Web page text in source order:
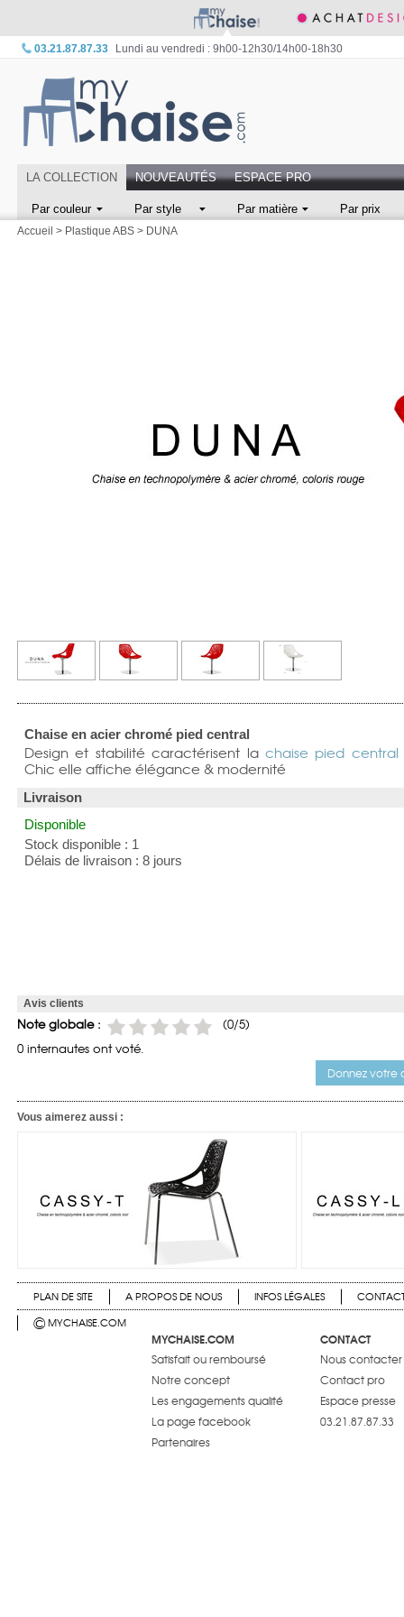
03.21.87.87.33 Lundi au vendredi : 9h00-12h30/14h00-18h30
LA COLLECTION NOUVEAUTÉS ESPACE PRO
Par couleur Par style Par matière Par prix
Accueil > Plastique ABS > DUNA
Chaise en acier chromé pied central
Design et stabilité caractérisent la chaise pied central
Chic elle affiche élégance & modernité
Livraison
Disponible
Stock disponible : 1
Délais de livraison : 8 jours
Avis clients
Note globale : (0/5)
0 internautes ont voté.
Donnez votre
Vous aimerez aussi :
PLAN DE SITE A PROPOS DE NOUS INFOS LÉGALES
©MYCHAISE.COM
MYCHAISE.COM
Satisfait ou remboursé
Notre concept
Les engagements qualité
La page facebook
Partenaires
CONTACT
Nous contacter
Contact pro
Espace presse
03.21.87.87.33